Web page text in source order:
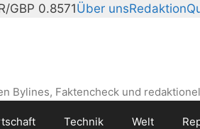
GBP 0.8571Über unsRedaktion
Bylines, Faktencheck und
Technik Welt